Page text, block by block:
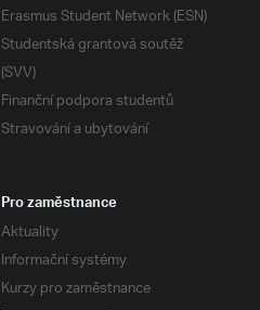
Erasmus Student Network (ESN)
Studentská grantová soutěž
(SVV)
Finanční podpora studentů
Stravování a ubytování
Pro zaměstnance
Aktuality
Informační systémy
Kurzy pro zaměstnance